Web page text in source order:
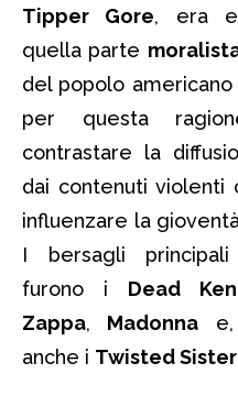
Tipper Gore, era
quella parte
del popolo
per questa
contrastare la
dai contenuti violenti
influenzare la
I bersagli principali
furono i Dead
Zappa, Madonna
anche i Twisted Sister